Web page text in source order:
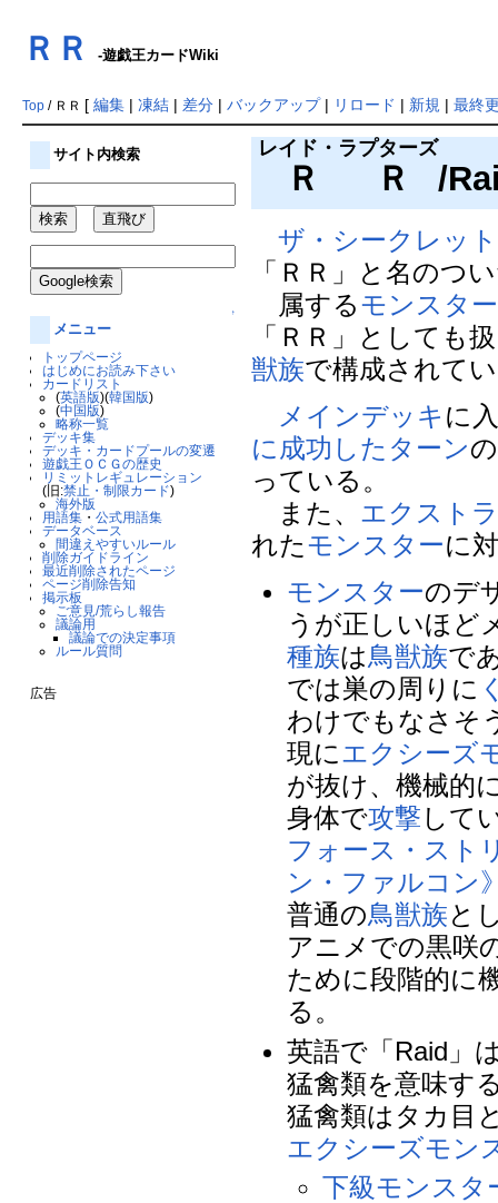
ＲＲ -遊戯王カードWiki
Top/ ＲＲ [ 編集| 凍結| 差分| バックアップ| リロード | 新規 | 最終
サイト内検索
↑
メニュー
トップページ
はじめにお読み下さい
カードリスト
(英語版)(韓国版)
(中国版)
略称一覧
デッキ集
デッキ・カードプールの変遷
遊戯王ＯＣＧの歴史
リミットレギュレーション
(旧:禁止・制限カード)
海外版
用語集 ・公式用語集
データベース
間違えやすいルール
削除ガイドライン
最近削除されたページ
ページ削除告知
掲示板
ご意見/荒らし報告
議論用
議論での決定事項
ルール質問
広告
ＲＲ
レイド・ラプターズ
/
ザ・シークレッ
「ＲＲ」と名のつ
属するモンスター
「ＲＲ」としても
獣族で構成されて
メインデッキ に
に成功した ターンの
っている。
また、 エクスト
れたモンスターに
モンスターのデ
うが正しいほど
種族は鳥獣族で
では巣の周りに
わけでもなさそ
現にエクシーズ
が抜け、機械的
身体で攻撃 して
フォース・スト
ン・ファルコン
普通の鳥獣族と
アニメでの黒咲
ために段階的に
る。
英語で「Raid」
猛禽類を意味す
猛禽類はタカ目
エクシーズモン
下級モンスタ